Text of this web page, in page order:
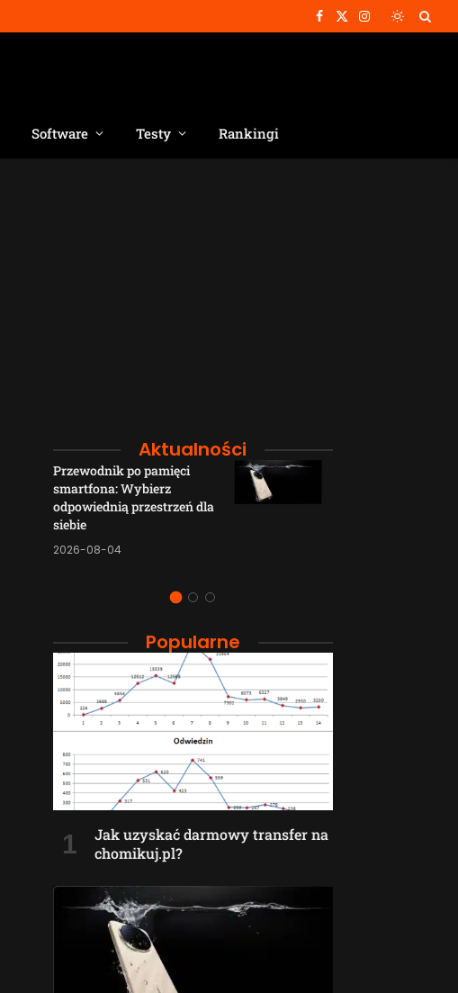
Facebook
X
Instagram
Software Testy Rankingi
Aktualności
Przewodnik po pamięci
smartfona: Wybierz
odpowiednią przestrzeń dla
siebie
2026-08-04
Popularne
Jak uzyskać darmowy transfer na
chomikuj.pl?